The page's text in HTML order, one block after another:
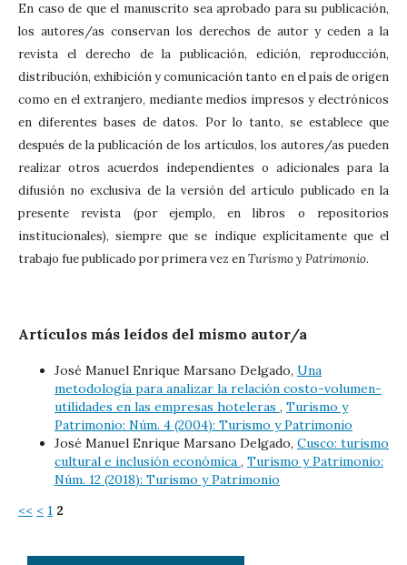
En caso de que el manuscrito sea aprobado para su publicación,
los autores/as conservan los derechos de autor y ceden a la
revista el derecho de la publicación, edición, reproducción,
distribución, exhibición y comunicación tanto en el país de origen
como en el extranjero, mediante medios impresos y electrónicos
en diferentes bases de datos. Por lo tanto, se establece que
después de la publicación de los artículos, los autores/as pueden
realizar otros acuerdos independientes o adicionales para la
difusión no exclusiva de la versión del artículo publicado en la
presente revista (por ejemplo, en libros o repositorios
institucionales), siempre que se indique explícitamente que el
trabajo fue publicado por primera vez enTurismo y Patrimonio.
Artículos más leídos del mismo autor/a
José Manuel Enrique Marsano Delgado, Una
metodología para analizar la relación costo-volumen-
utilidades en las empresas hoteleras , Turismo y
Patrimonio: Núm. 4 (2004): Turismo y Patrimonio
José Manuel Enrique Marsano Delgado, Cusco: turismo
cultural e inclusión económica , Turismo y Patrimonio:
Núm. 12 (2018): Turismo y Patrimonio
<< < 1 2